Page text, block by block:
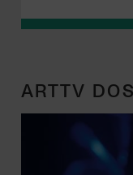
ARTTV